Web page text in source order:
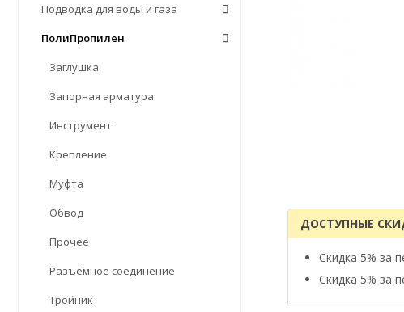
ДОСТУПНЫЕ
Скидка 5% за
Скидка 5% за
Подводка для воды и газа
ПолиПропилен
Заглушка
Запорная арматура
Инструмент
Крепление
Муфта
Обвод
Прочее
Разъёмное соединение
Тройник